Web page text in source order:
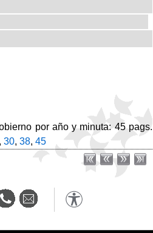
por año y minuta: 45 pags.
, 30, 38, 45